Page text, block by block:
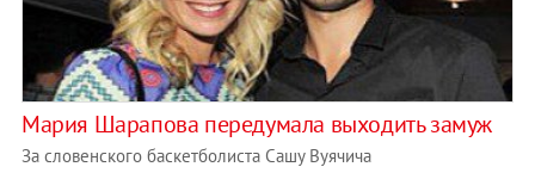
Мария Шарапова передумала выходить замуж
За словенского баскетболиста Сашу Вуячича